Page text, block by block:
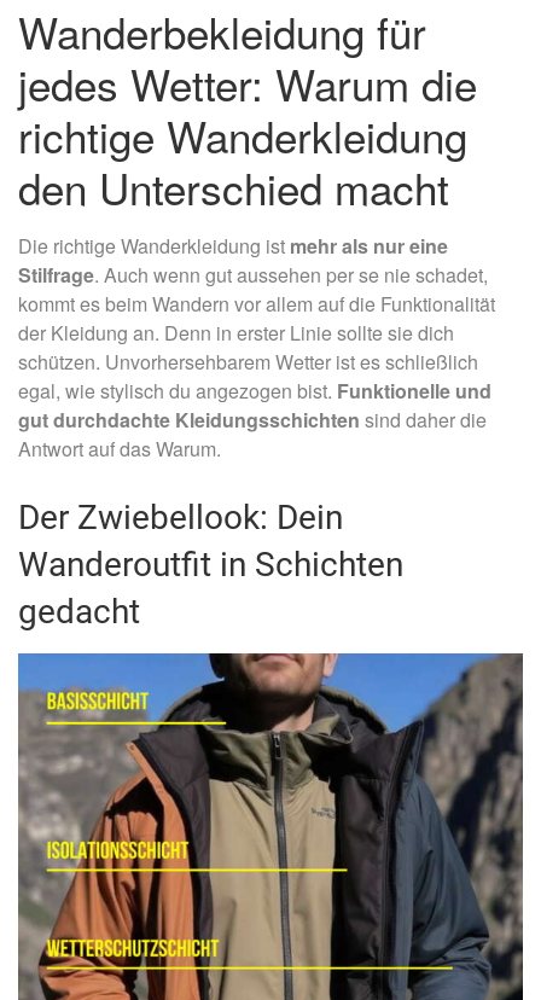
Wanderbekleidung für
jedes Wetter: Warum die
richtige Wanderkleidung
den Unterschied macht
Die richtige Wanderkleidung ist mehr als nur eine
Stilfrage. Auch wenn gut aussehen per se nie schadet,
kommt es beim Wandern vor allem auf die Funktionalität
der Kleidung an. Denn in erster Linie sollte sie dich
schützen. Unvorhersehbarem Wetter ist es schließlich
egal, wie stylisch du angezogen bist. Funktionelle und
gut durchdachte Kleidungsschichten sind daher die
Antwort auf das Warum.
Der Zwiebellook: Dein
Wanderoutfit in Schichten
gedacht